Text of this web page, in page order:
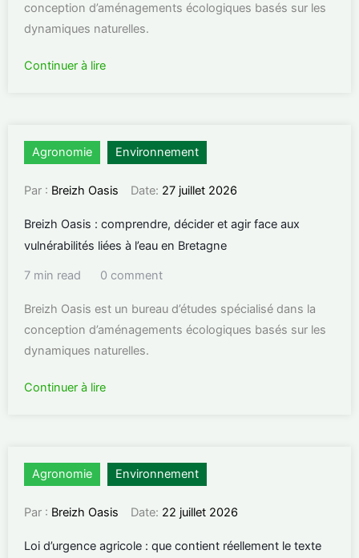
conception d’aménagements écologiques basés sur les
dynamiques naturelles.
Continuer à lire
Agronomie Environnement
Par : Breizh Oasis Date: 27 juillet 2026
Breizh Oasis : comprendre, décider et agir face aux
vulnérabilités liées à l’eau en Bretagne
7 min read 0 comment
Breizh Oasis est un bureau d’études spécialisé dans la
conception d’aménagements écologiques basés sur les
dynamiques naturelles.
Continuer à lire
Agronomie Environnement
Par : Breizh Oasis Date: 22 juillet 2026
Loi d’urgence agricole : que contient réellement le texte